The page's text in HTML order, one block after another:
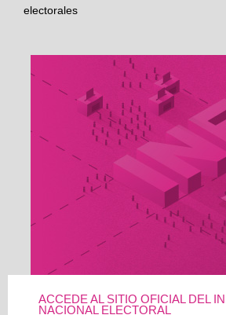
electorales
ACCEDE AL SITIO OFICIAL DEL
NACIONAL ELECTORAL